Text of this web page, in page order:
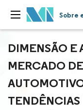
Sobre
DIMENSÃO E
MERCADO